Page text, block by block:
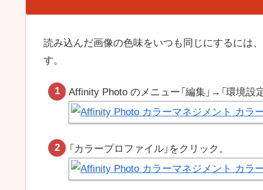
読み込んだ画像の色味をいつも同じにするには
す。
Affinity Photo のメニュー「編集」→「環境設
「カラープロファイル」をクリック。